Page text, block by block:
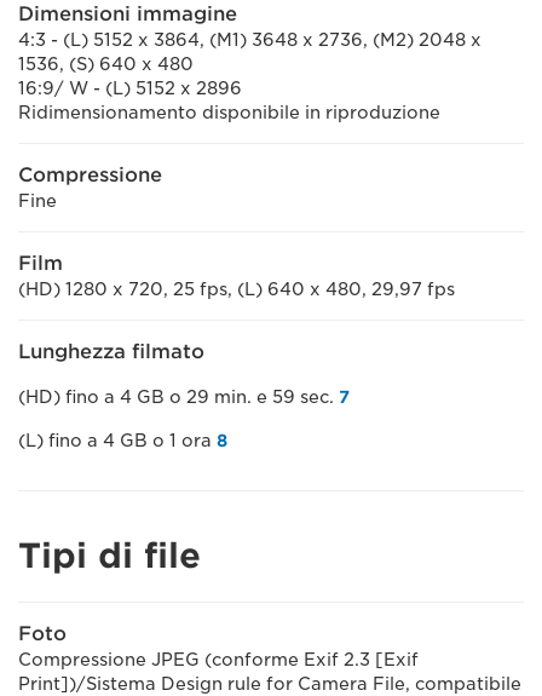
Dimensioni immagine
4:3 - (L) 5152 x 3864, (M1) 3648 x 2736, (M2) 2048 x
1536, (S) 640 x 480
16:9/ W - (L) 5152 x 2896
Ridimensionamento disponibile in riproduzione
Compressione
Fine
Film
(HD) 1280 x 720, 25 fps, (L) 640 x 480, 29,97 fps
Lunghezza filmato
(HD) fino a 4 GB o 29 min. e 59 sec. 7
(L) fino a 4 GB o 1 ora 8
Tipi di file
Foto
Compressione JPEG (conforme Exif 2.3 [Exif
Print])/Sistema Design rule for Camera File, compatibile